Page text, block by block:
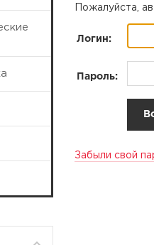
Пожалуйста,
Логин:
Пароль:
Забыли свой